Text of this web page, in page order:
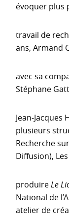
évoquer plus
travail de
ans, Armand
avec sa
Stéphane
Jean-
plusieurs
Recherche
Diffusion),
produireLe
National de
atelier de